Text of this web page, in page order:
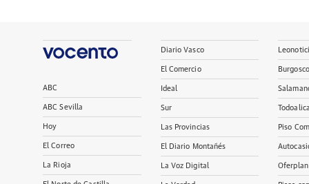
ABC
ABC Sevilla
Hoy
El Correo
La Rioja
Diario Vasco
El Comercio
Ideal
Sur
Las Provincias
El Diario Montañés
La Voz Digital
Piso
Oferplan